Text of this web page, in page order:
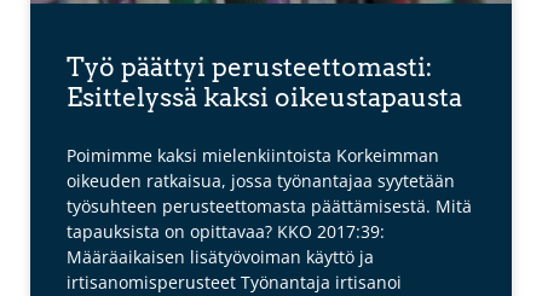
Työ päättyi perusteettomasti:
Esittelyssä kaksi oikeustapausta
Poimimme kaksi mielenkiintoista Korkeimman
oikeuden ratkaisua, jossa työnantajaa syytetään
työsuhteen perusteettomasta päättämisestä. Mitä
tapauksista on opittavaa? KKO 2017:39:
Määräaikaisen lisätyövoiman käyttö ja
irtisanomisperusteet Työnantaja irtisanoi